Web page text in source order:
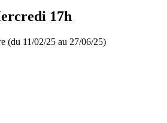
17h
(du 11/02/25 au 27/06/25)